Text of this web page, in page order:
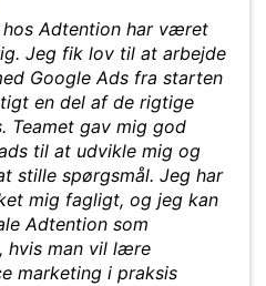
Adtention har været
Jeg fik lov til at arbejde
Google Ads fra starten
en del af de rigtige
Teamet gav mig god
til at udvikle mig og
stille spørgsmål. Jeg har
mig fagligt, og jeg kan
Adtention som
hvis man vil lære
marketing i praksis